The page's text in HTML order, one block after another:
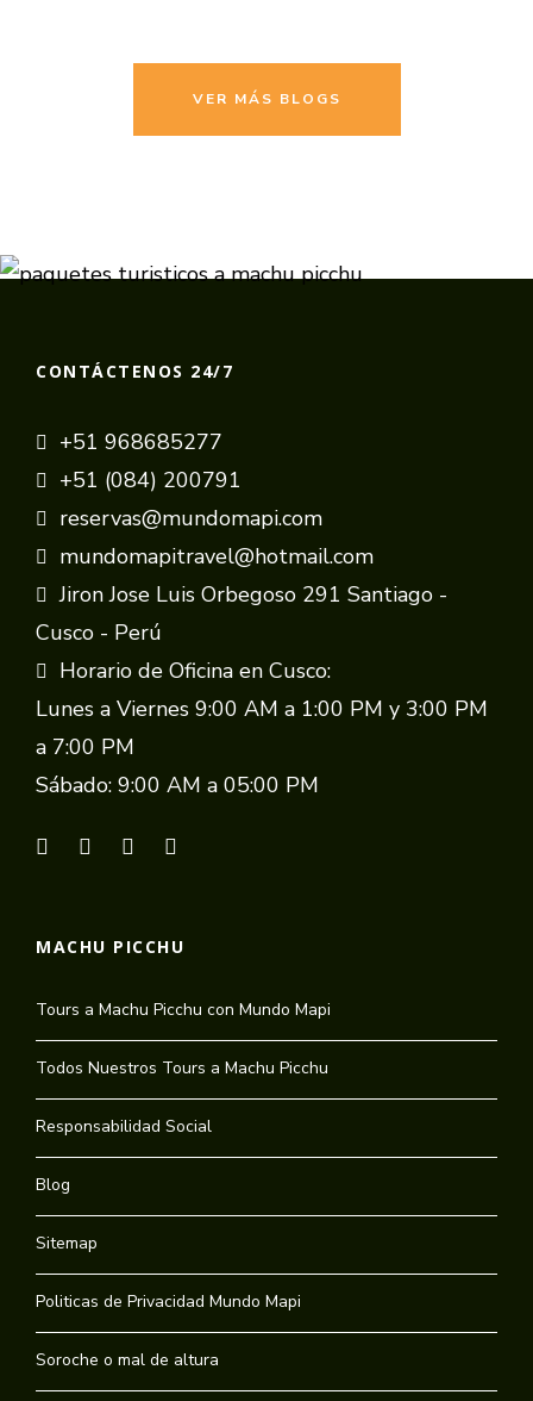
VER MÁS BLOGS
CONTÁCTENOS 24/7
+51 968685277
+51 (084) 200791
reservas@mundomapi.com
mundomapitravel@hotmail.com
Jiron Jose Luis Orbegoso 291 Santiago -
Cusco - Perú
Horario de Oficina en Cusco:
Lunes a Viernes 9:00 AM a 1:00 PM y 3:00 PM
a 7:00 PM
Sábado: 9:00 AM a 05:00 PM
MACHU PICCHU
Tours a Machu Picchu con Mundo Mapi
Todos Nuestros Tours a Machu Picchu
Responsabilidad Social
Blog
Sitemap
Politicas de Privacidad Mundo Mapi
Soroche o mal de altura